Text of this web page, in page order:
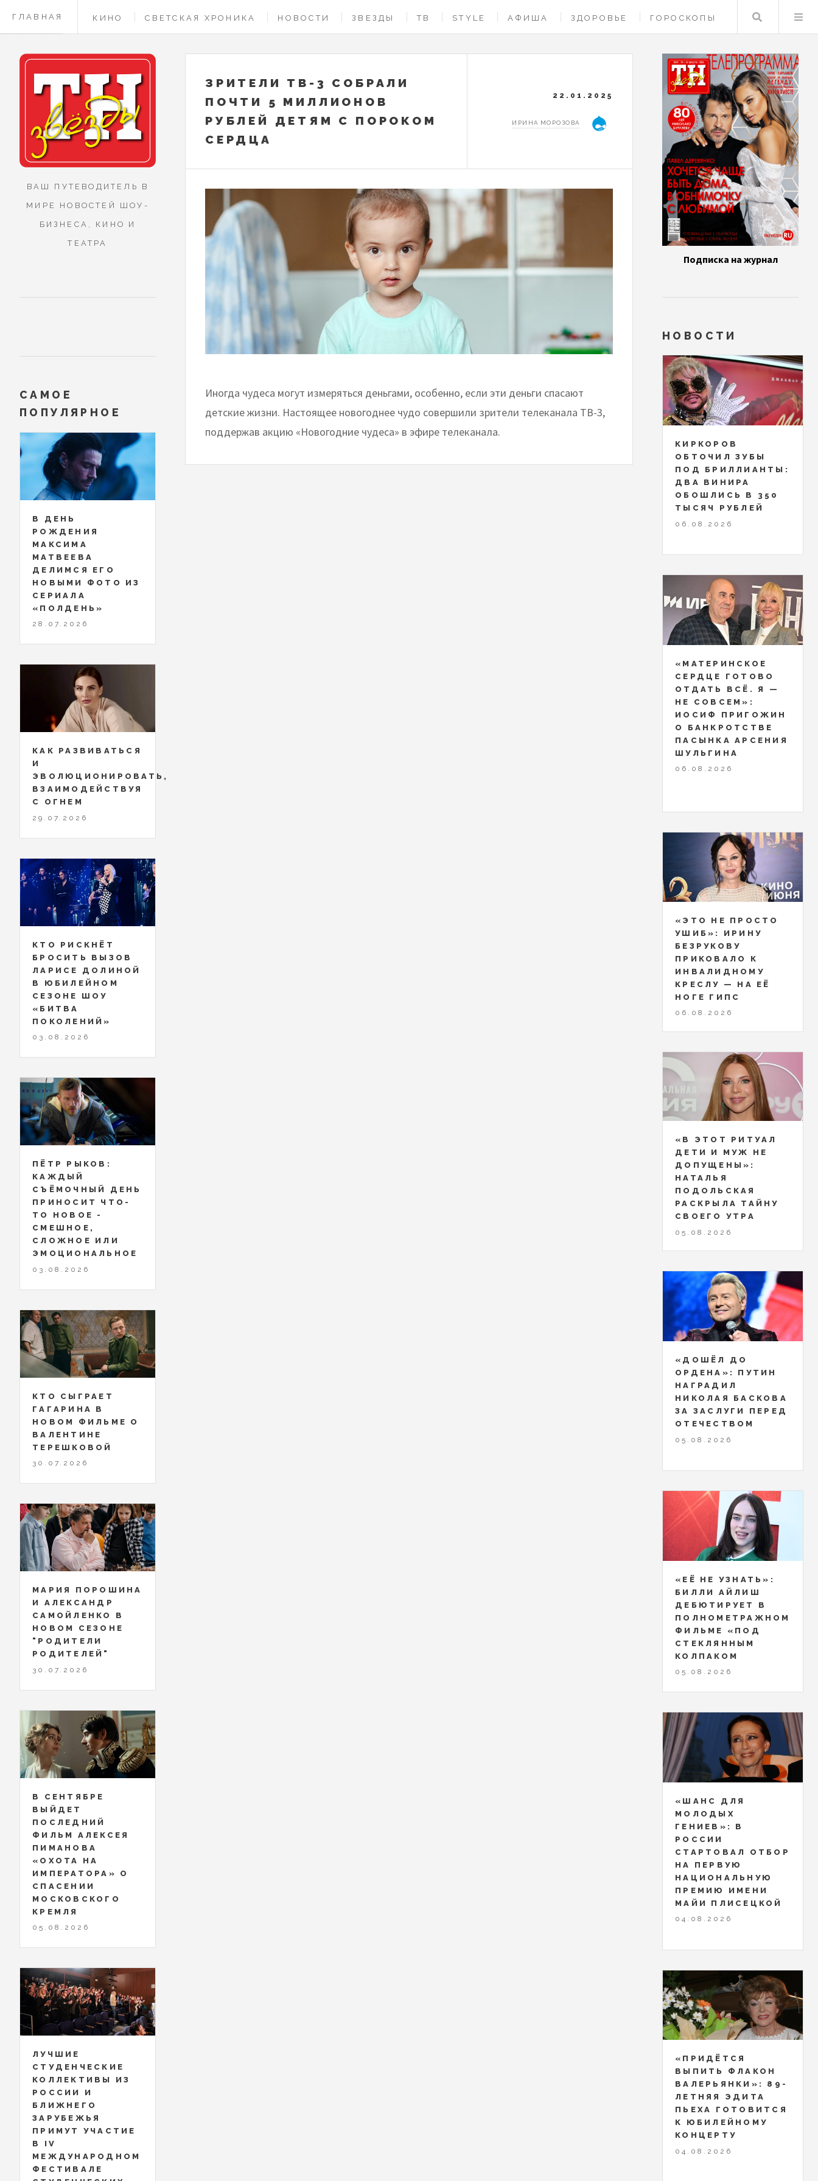
ГЛАВНАЯ КИНО СВЕТСКАЯ ХРОНИКА НОВОСТИ ЗВЕЗДЫ ТВ STYLE АФИША ЗДОРОВЬЕ ГОРОСКОПЫ
КОНТАКТЫ
Поиск
ЗРИТЕЛИ ТВ-3 СОБРАЛИ
ПОЧТИ 5 МИЛЛИОНОВ
РУБЛЕЙ ДЕТЯМ С ПОРОКОМ
СЕРДЦА
22.01.2025
ИРИНА МОРОЗОВА
Иногда чудеса могут измеряться деньгами, особенно, если эти деньги спасают
детские жизни. Настоящее новогоднее чудо совершили зрители телеканала ТВ-3,
поддержав акцию «Новогодние чудеса» в эфире телеканала.
ВАШ ПУТЕВОДИТЕЛЬ В
МИРЕ НОВОСТЕЙ ШОУ-
БИЗНЕСА, КИНО И
ТЕАТРА
САМОЕ
ПОПУЛЯРНОЕ
В ДЕНЬ
РОЖДЕНИЯ
МАКСИМА
МАТВЕЕВА
ДЕЛИМСЯ ЕГО
НОВЫМИ ФОТО ИЗ
СЕРИАЛА
«ПОЛДЕНЬ»
28.07.2026
КАК РАЗВИВАТЬСЯ
И
ЭВОЛЮЦИОНИРОВАТЬ,
ВЗАИМОДЕЙСТВУЯ
С ОГНЕМ
29.07.2026
КТО РИСКНЁТ
БРОСИТЬ ВЫЗОВ
ЛАРИСЕ ДОЛИНОЙ
В ЮБИЛЕЙНОМ
СЕЗОНЕ ШОУ
«БИТВА
ПОКОЛЕНИЙ»
03.08.2026
ПЁТР РЫКОВ:
КАЖДЫЙ
СЪЁМОЧНЫЙ ДЕНЬ
ПРИНОСИТ ЧТО-
ТО НОВОЕ -
СМЕШНОЕ,
СЛОЖНОЕ ИЛИ
ЭМОЦИОНАЛЬНОЕ
03.08.2026
КТО СЫГРАЕТ
ГАГАРИНА В
НОВОМ ФИЛЬМЕ О
ВАЛЕНТИНЕ
ТЕРЕШКОВОЙ
30.07.2026
МАРИЯ ПОРОШИНА
И АЛЕКСАНДР
САМОЙЛЕНКО В
НОВОМ СЕЗОНЕ
"РОДИТЕЛИ
РОДИТЕЛЕЙ"
30.07.2026
В СЕНТЯБРЕ
ВЫЙДЕТ
ПОСЛЕДНИЙ
ФИЛЬМ АЛЕКСЕЯ
ПИМАНОВА
«ОХОТА НА
ИМПЕРАТОРА» О
СПАСЕНИИ
МОСКОВСКОГО
КРЕМЛЯ
05.08.2026
ЛУЧШИЕ
СТУДЕНЧЕСКИЕ
КОЛЛЕКТИВЫ ИЗ
РОССИИ И
БЛИЖНЕГО
ЗАРУБЕЖЬЯ
ПРИМУТ УЧАСТИЕ
В IV
МЕЖДУНАРОДНОМ
ФЕСТИВАЛЕ
Подписка на журнал
НОВОСТИ
КИРКОРОВ
ОБТОЧИЛ ЗУБЫ
ПОД БРИЛЛИАНТЫ:
ДВА ВИНИРА
ОБОШЛИСЬ В 350
ТЫСЯЧ РУБЛЕЙ
06.08.2026
«МАТЕРИНСКОЕ
СЕРДЦЕ ГОТОВО
ОТДАТЬ ВСЁ. Я —
НЕ СОВСЕМ»:
ИОСИФ ПРИГОЖИН
О БАНКРОТСТВЕ
ПАСЫНКА АРСЕНИЯ
ШУЛЬГИНА
06.08.2026
«ЭТО НЕ ПРОСТО
УШИБ»: ИРИНУ
БЕЗРУКОВУ
ПРИКОВАЛО К
ИНВАЛИДНОМУ
КРЕСЛУ — НА ЕЁ
НОГЕ ГИПС
06.08.2026
«В ЭТОТ РИТУАЛ
ДЕТИ И МУЖ НЕ
ДОПУЩЕНЫ»:
НАТАЛЬЯ
ПОДОЛЬСКАЯ
РАСКРЫЛА ТАЙНУ
СВОЕГО УТРА
05.08.2026
«ДОШЁЛ ДО
ОРДЕНА»: ПУТИН
НАГРАДИЛ
НИКОЛАЯ БАСКОВА
ЗА ЗАСЛУГИ ПЕРЕД
ОТЕЧЕСТВОМ
05.08.2026
«ЕЁ НЕ УЗНАТЬ»:
БИЛЛИ АЙЛИШ
ДЕБЮТИРУЕТ В
ПОЛНОМЕТРАЖНОМ
ФИЛЬМЕ «ПОД
СТЕКЛЯННЫМ
КОЛПАКОМ
05.08.2026
«ШАНС ДЛЯ
МОЛОДЫХ
ГЕНИЕВ»: В
РОССИИ
СТАРТОВАЛ ОТБОР
НА ПЕРВУЮ
НАЦИОНАЛЬНУЮ
ПРЕМИЮ ИМЕНИ
МАЙИ ПЛИСЕЦКОЙ
04.08.2026
«ПРИДЁТСЯ
ВЫПИТЬ ФЛАКОН
ВАЛЕРЬЯНКИ»: 89-
ЛЕТНЯЯ ЭДИТА
ПЬЕХА ГОТОВИТСЯ
К ЮБИЛЕЙНОМУ
КОНЦЕРТУ
04.08.2026